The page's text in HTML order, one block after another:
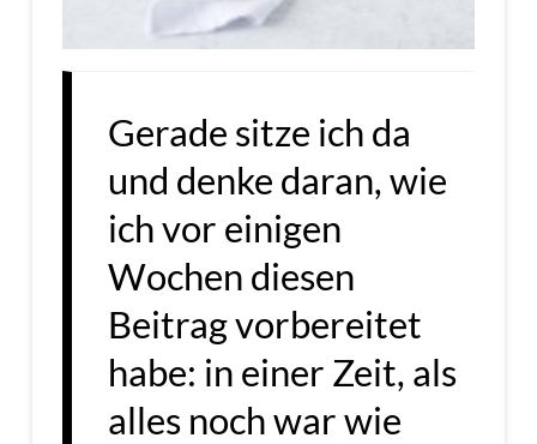
Gerade sitze ich da
und denke daran, wie
ich vor einigen
Wochen diesen
Beitrag vorbereitet
habe: in einer Zeit, als
alles noch war wie